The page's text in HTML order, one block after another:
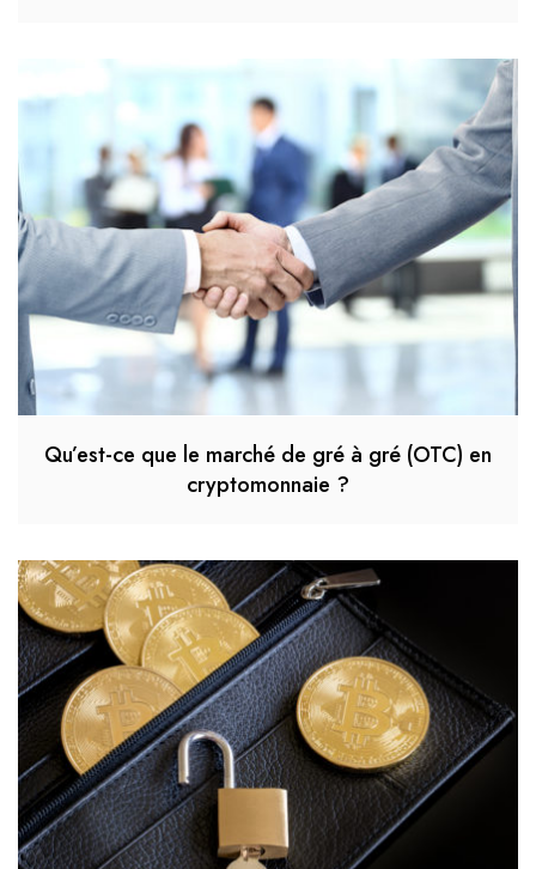
Qu’est-ce que le marché de gré à gré (OTC) en
cryptomonnaie ?